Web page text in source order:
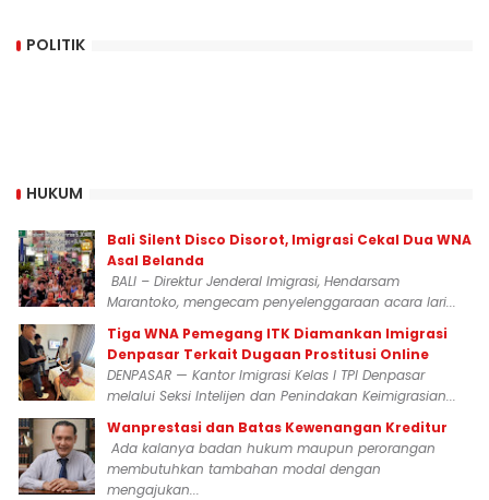
POLITIK
HUKUM
Bali Silent Disco Disorot, Imigrasi Cekal Dua WNA
Asal Belanda
BALI – Direktur Jenderal Imigrasi, Hendarsam
Marantoko, mengecam penyelenggaraan acara lari...
Tiga WNA Pemegang ITK Diamankan Imigrasi
Denpasar Terkait Dugaan Prostitusi Online
DENPASAR — Kantor Imigrasi Kelas I TPI Denpasar
melalui Seksi Intelijen dan Penindakan Keimigrasian...
Wanprestasi dan Batas Kewenangan Kreditur
Ada kalanya badan hukum maupun perorangan
membutuhkan tambahan modal dengan
mengajukan...